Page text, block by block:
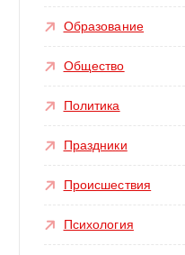
Образование
Общество
Политика
Праздники
Происшествия
Психология